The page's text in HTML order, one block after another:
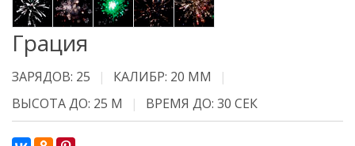
Грация
ЗАРЯДОВ: 25
КАЛИБР: 20 ММ
ВЫСОТА ДО: 25 М
ВРЕМЯ ДО: 30 СЕК